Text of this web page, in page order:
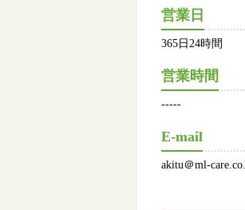
営業日
365日24時間
営業時間
-----
E-mail
akitu＠ml-